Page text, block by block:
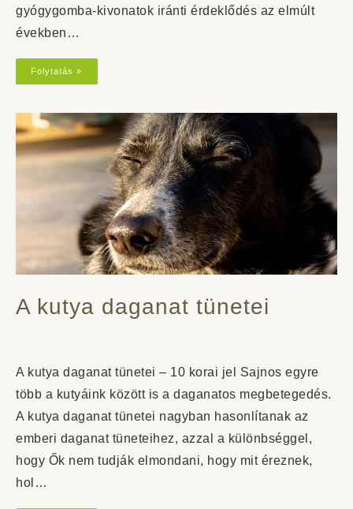
gyógygomba-kivonatok iránti érdeklődés az elmúlt
években…
Folytatás »
A kutya daganat tünetei
A kutya daganat tünetei – 10 korai jel Sajnos egyre
több a kutyáink között is a daganatos megbetegedés.
A kutya daganat tünetei nagyban hasonlítanak az
emberi daganat tüneteihez, azzal a különbséggel,
hogy Ők nem tudják elmondani, hogy mit éreznek,
hol…